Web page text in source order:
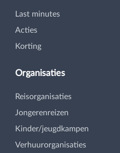
Last minutes
Acties
Korting
Organisaties
Reisorganisaties
Jongerenreizen
Kinder/jeugdkampen
Verhuurorganisaties